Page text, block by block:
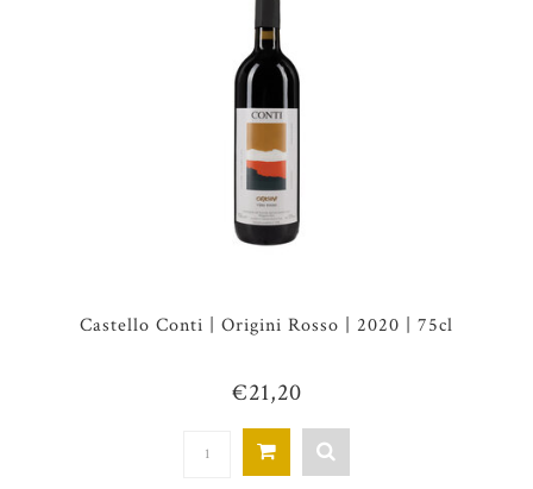
Castello Conti | Origini Rosso | 2020 | 75cl
€21,20